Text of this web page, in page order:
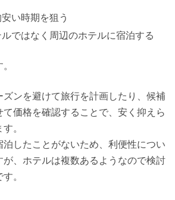
い時期を狙う
ではなく周辺のホテルに宿泊する
ンを避けて旅行を計画したり、候補
価格を確認することで、安く抑えら
。
泊したことがないため、利便性につい
が、ホテルは複数あるようなので検討
。